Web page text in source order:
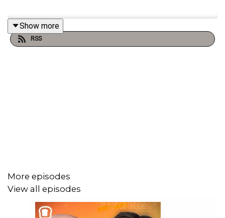
Show more
RSS
More episodes
View all episodes